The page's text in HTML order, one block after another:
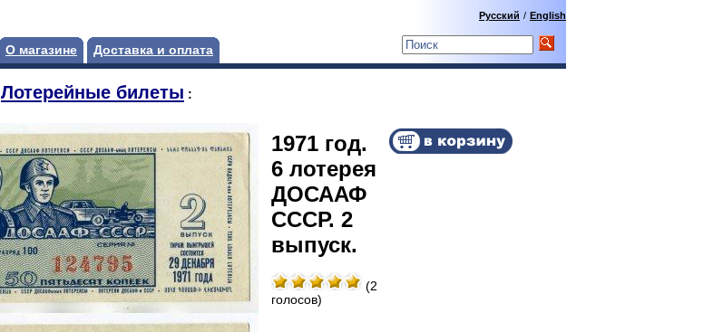
О магазине Доставка и оплата
Русский / English
Лотерейные билеты :
1971 год.
6 лотерея
ДОСААФ
СССР. 2
выпуск.
(2
голосов)